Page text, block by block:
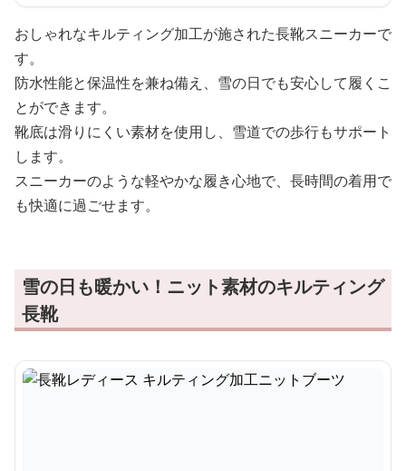
おしゃれなキルティング加工が施された長靴スニーカーで
す。
防水性能と保温性を兼ね備え、雪の日でも安心して履くこ
とができます。
靴底は滑りにくい素材を使用し、雪道での歩行もサポート
します。
スニーカーのような軽やかな履き心地で、長時間の着用で
も快適に過ごせます。
雪の日も暖かい！ニット素材のキルティング
長靴